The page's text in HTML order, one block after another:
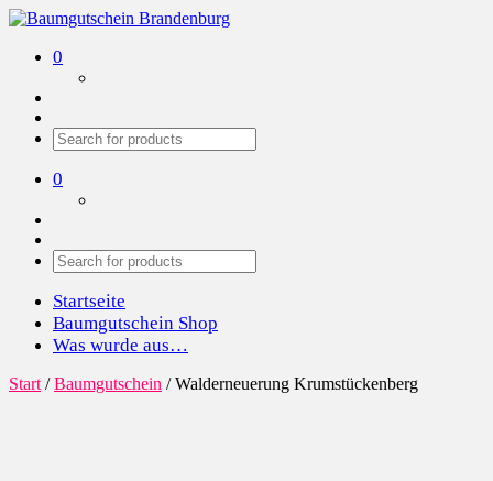
Baumgutschein Brandenburg
Wir pflanzen Bäume in der Region
0
0
Startseite
Baumgutschein Shop
Was wurde aus…
Start /Baumgutschein / Walderneuerung Krumstückenberg